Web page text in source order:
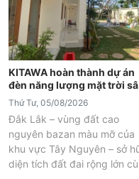
KITAWA hoàn thành dự án
đèn năng lượng mặt trời
vườn UFO 600W tại Đắk Lắk
Thứ Tư, 05/08/2026
Đắk Lắk – vùng đất cao
nguyên bazan màu mỡ của
khu vực Tây Nguyên – sở
diện tích đất đai rộng lớn